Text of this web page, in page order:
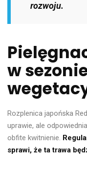
rozwoju.
w
Rozplenica japońska
uprawie, ale
obfite kwitnienie.
sprawi, że ta trawa